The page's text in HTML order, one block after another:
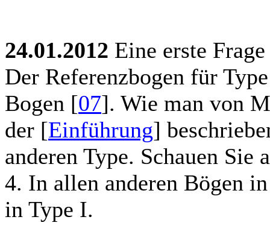
24.01.2012 Eine erste
Der Referenzbogen für
Bogen [07]. Wie man von
der [Einführung]
anderen Type. Schauen Sie
4. In allen anderen Bögen
in Type I.